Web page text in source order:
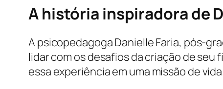
A história inspiradora de
A psicopedagoga Danielle Faria, pós-
lidar com os desafios da criação de
essa experiência em uma missão de